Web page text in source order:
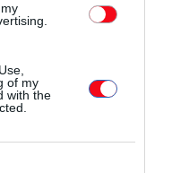
of my
with the